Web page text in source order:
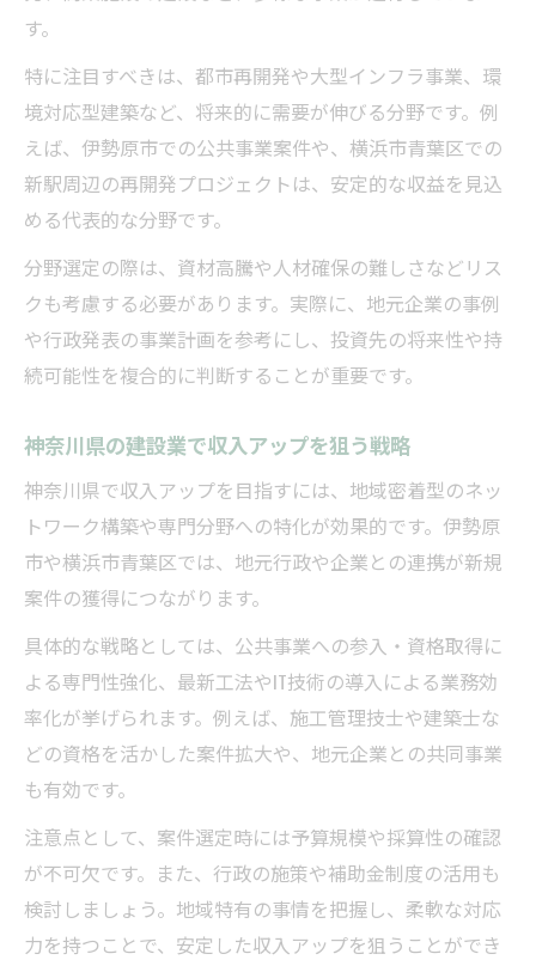
す。
特に注目すべきは、都市再開発や大型インフラ事業、環
境対応型建築など、将来的に需要が伸びる分野です。例
えば、伊勢原市での公共事業案件や、横浜市青葉区での
新駅周辺の再開発プロジェクトは、安定的な収益を見込
める代表的な分野です。
分野選定の際は、資材高騰や人材確保の難しさなどリス
クも考慮する必要があります。実際に、地元企業の事例
や行政発表の事業計画を参考にし、投資先の将来性や持
続可能性を複合的に判断することが重要です。
神奈川県の建設業で収入アップを狙う戦略
神奈川県で収入アップを目指すには、地域密着型のネッ
トワーク構築や専門分野への特化が効果的です。伊勢原
市や横浜市青葉区では、地元行政や企業との連携が新規
案件の獲得につながります。
具体的な戦略としては、公共事業への参入・資格取得に
よる専門性強化、最新工法やIT技術の導入による業務効
率化が挙げられます。例えば、施工管理技士や建築士な
どの資格を活かした案件拡大や、地元企業との共同事業
も有効です。
注意点として、案件選定時には予算規模や採算性の確認
が不可欠です。また、行政の施策や補助金制度の活用も
検討しましょう。地域特有の事情を把握し、柔軟な対応
力を持つことで、安定した収入アップを狙うことができ